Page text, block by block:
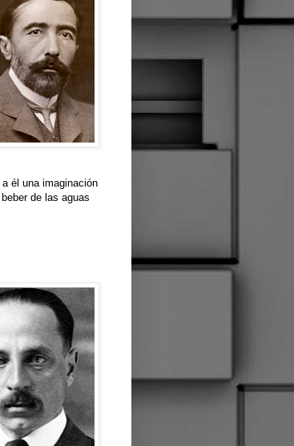
él una imaginación
de las aguas